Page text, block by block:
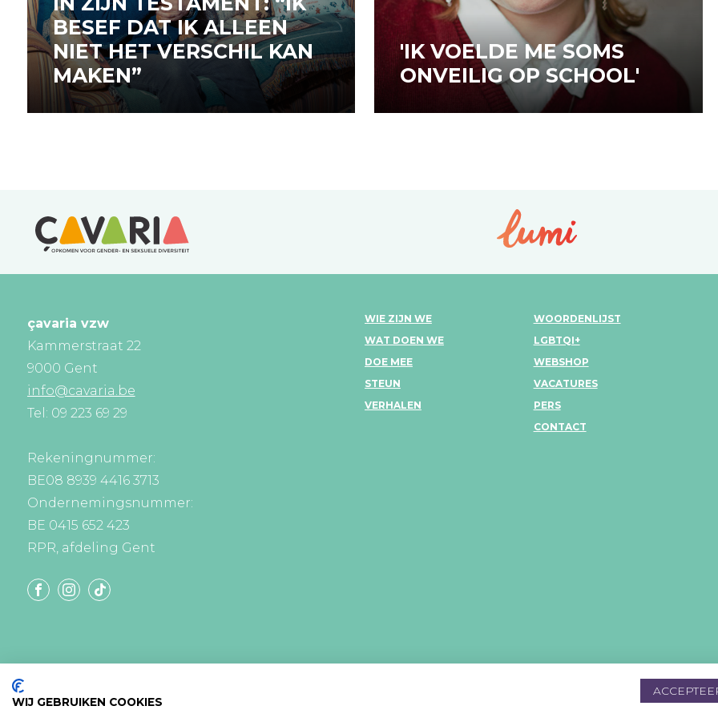
BESEF DAT IK ALLEEN
NIET HET VERSCHIL KAN
MAKEN”
'IK VOELDE ME SOMS
ONVEILIG OP SCHOOL'
çavaria vzw
Kammerstraat 22
9000 Gent
info@cavaria.be
Tel: 09 223 69 29
Rekeningnummer:
BE08 8939 4416 3713
Ondernemingsnummer:
BE 0415 652 423
RPR, afdeling Gent
WIE ZIJN WE
WAT DOEN WE
DOE MEE
STEUN
VERHALEN
WOORDENLIJST
LGBTQI+
WEBSHOP
VACATURES
PERS
CONTACT
WIJ GEBRUIKEN COOKIES